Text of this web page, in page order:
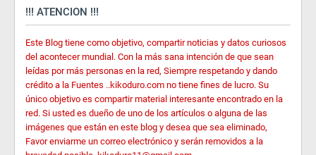
!!! ATENCION !!!
Este Blog tiene como objetivo, compartir noticias y datos curiosos
del acontecer mundial. Con la más sana intención de que sean
leídas por más personas en la red, Siempre respetando y dando
crédito a la Fuentes ..kikoduro.com no tiene fines de lucro. Su
único objetivo es compartir material interesante encontrado en la
red. Si usted es dueño de uno de los artículos o alguna de las
imágenes que están en este blog y desea que sea eliminado,
Favor enviarme un correo electrónico y serán removidos a la